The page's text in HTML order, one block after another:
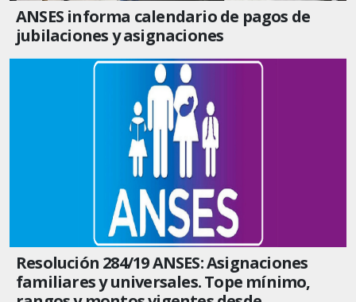
ANSES informa calendario de pagos de
jubilaciones y asignaciones
Resolución 284/19 ANSES: Asignaciones
familiares y universales. Tope mínimo,